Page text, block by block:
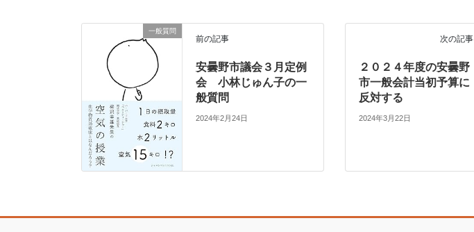
一般質問
前の記事
安曇野市議会３月定例
会 小林じゅん子の一
般質問
2024年2月24日
次の記事
２０２４年度の安曇野
市一般会計当初予算に
反対する
2024年3月22日